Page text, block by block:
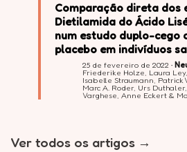
Comparação direta dos
Dietilamida do Ácido
num estudo duplo-cego
placebo em indivíduos
25 de fevereiro de 2022 •
Friederike Holze, Laura
Isabelle Straumann, Patrick
Marc A. Roder, Urs
Varghese, Anne Eckert &
Ver todos os artigos